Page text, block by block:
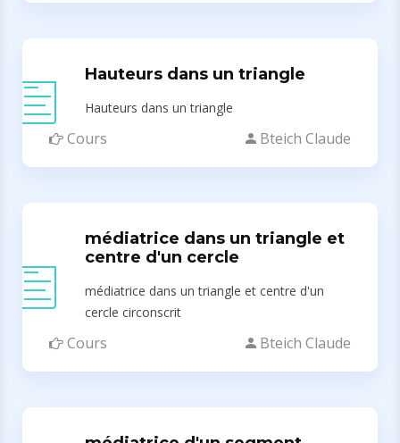
Hauteurs dans un triangle
Hauteurs dans un triangle
Cours Bteich Claude
médiatrice dans un triangle et
centre d'un cercle
médiatrice dans un triangle et centre d'un
cercle circonscrit
Cours Bteich Claude